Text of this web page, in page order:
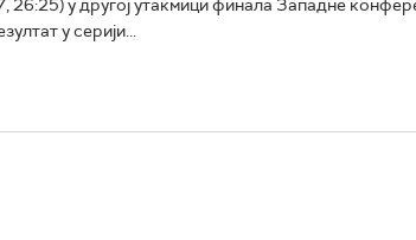
26:25) у другој утакмици финала Западне
у серији...